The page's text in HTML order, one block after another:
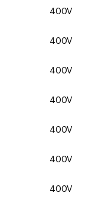
400V
400V
400V
400V
400V
400V
400V